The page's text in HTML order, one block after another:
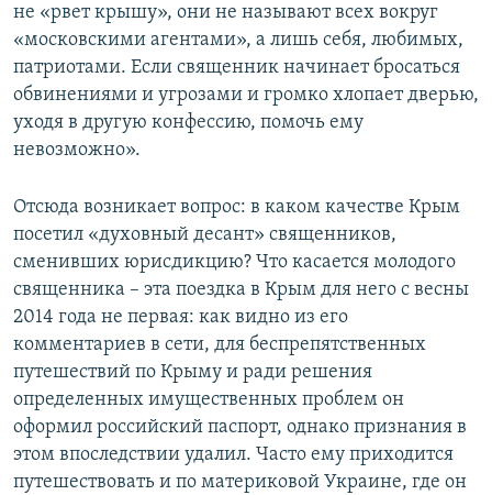
не «рвет крышу», они не называют всех вокруг
«московскими агентами», а лишь себя, любимых,
патриотами. Если священник начинает бросаться
обвинениями и угрозами и громко хлопает дверью,
уходя в другую конфессию, помочь ему
невозможно».
Отсюда возникает вопрос: в каком качестве Крым
посетил «духовный десант» священников,
сменивших юрисдикцию? Что касается молодого
священника – эта поездка в Крым для него с весны
2014 года не первая: как видно из его
комментариев в сети, для беспрепятственных
путешествий по Крыму и ради решения
определенных имущественных проблем он
оформил российский паспорт, однако признания в
этом впоследствии удалил. Часто ему приходится
путешествовать и по материковой Украине, где он